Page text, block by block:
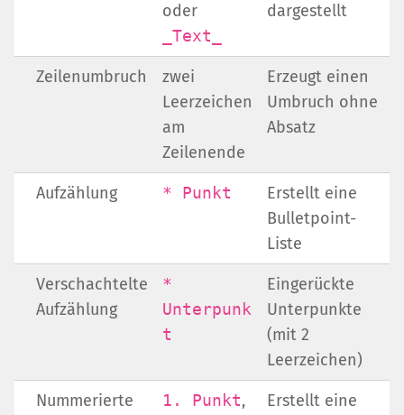
oder
_Text_
dargestellt
Zeilenumbruch
zwei
Leerzeichen
am
Zeilenende
Erzeugt einen
Umbruch ohne
Absatz
Aufzählung * Punkt
Erstellt eine
Bulletpoint-
Liste
Verschachtelte
Aufzählung
*
Unterpunk
t
Eingerückte
Unterpunkte
(mit 2
Leerzeichen)
Nummerierte
1. Punkt,
Erstellt eine